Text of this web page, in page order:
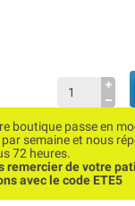
boutique passe en
semaine et nous
72 heures.
de votre
avec le code ETE5